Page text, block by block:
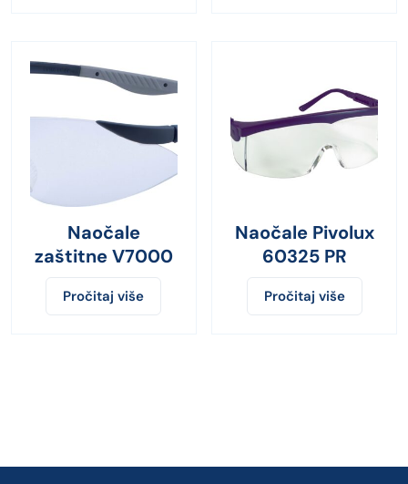
Naočale
zaštitne V7000
Pročitaj više
Naočale Pivolux
60325 PR
Pročitaj više